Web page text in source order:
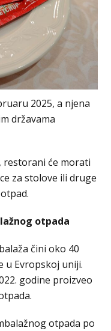
2025, a njena
državama
će morati
za stolove ili druge
otpada
čini oko 40
u Evropskoj uniji.
godine proizveo
otpada po